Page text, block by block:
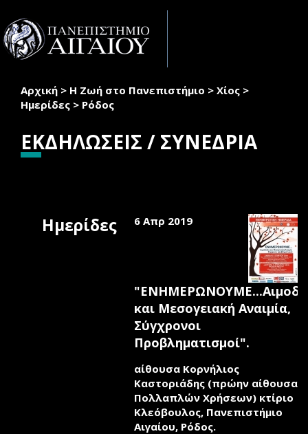
Παράκαμψη προς το κυρίως περιεχόμενο
Είστε εδώ
Αρχική > Η Ζωή στο Πανεπιστήμιο > Χίος >
Ημερίδες > Ρόδος
ΕΚΔΗΛΩΣΕΙΣ / ΣΥΝΕΔΡΙΑ
Ημερίδες 6 Απρ 2019
και Μεσογειακή Αναιμία,
Σύγχρονοι
Προβληματισμοί".
αίθουσα Κορνήλιος
Καστοριάδης (πρώην αίθουσα
Πολλαπλών Χρήσεων) κτίριο
Κλεόβουλος, Πανεπιστήμιο
Αιγαίου, Ρόδος.